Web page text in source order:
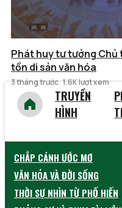
Phát huy tư tưởng Chủ
tồn di sản văn hóa
3 tháng trước 1.6K lượt xem
TRUYỀN
HÌNH
CHẮP CÁNH ƯỚC MƠ
VĂN HÓA VÀ ĐỜI SỐNG
THỜI SỰ NHÌN TỪ PHỐ HIẾN